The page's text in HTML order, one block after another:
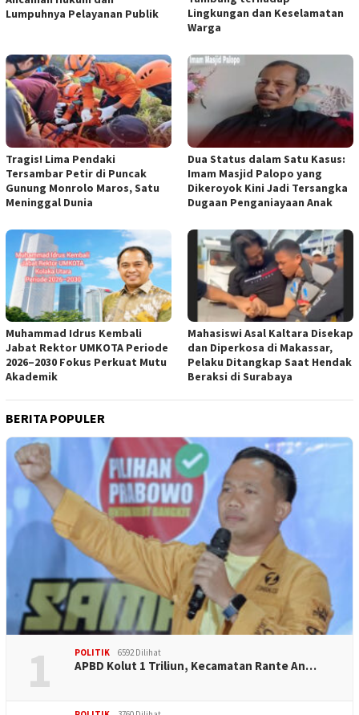
Lumpuhnya Pelayanan Publik
Lingkungan dan Keselamatan
Warga
Tragis! Lima Pendaki
Tersambar Petir di Puncak
Gunung Monrolo Maros, Satu
Meninggal Dunia
Dua Status dalam Satu Kasus:
Imam Masjid Palopo yang
Dikeroyok Kini Jadi Tersangka
Dugaan Penganiayaan Anak
Muhammad Idrus Kembali
Jabat Rektor UMKOTA Periode
2026–2030 Fokus Perkuat Mutu
Akademik
Mahasiswi Asal Kaltara Disekap
dan Diperkosa di Makassar,
Pelaku Ditangkap Saat Hendak
Beraksi di Surabaya
BERITA POPULER
1 POLITIK 6592 Dilihat
APBD Kolut 1 Triliun, Kecamatan Rante An…